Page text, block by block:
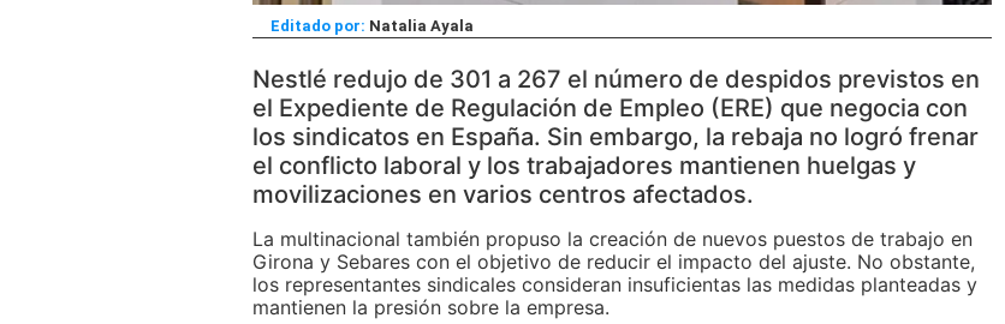
Editado por: Natalia Ayala
Nestlé redujo de 301 a 267 el número de despidos previstos en
el Expediente de Regulación de Empleo (ERE) que negocia con
los sindicatos en España. Sin embargo, la rebaja no logró frenar
el conflicto laboral y los trabajadores mantienen huelgas y
movilizaciones en varios centros afectados.
La multinacional también propuso la creación de nuevos puestos de trabajo en
Girona y Sebares con el objetivo de reducir el impacto del ajuste. No obstante,
los representantes sindicales consideran insuficientas las medidas planteadas y
mantienen la presión sobre la empresa.